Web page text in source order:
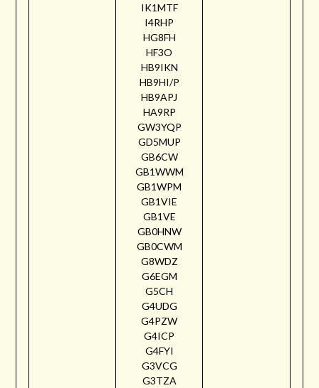
IK1MTF
I4RHP
HG8FH
HF3O
HB9IKN
HB9HI/P
HB9APJ
HA9RP
GW3YQP
GD5MUP
GB6CW
GB1WWM
GB1WPM
GB1VIE
GB1VE
GB0HNW
GB0CWM
G8WDZ
G6EGM
G5CH
G4UDG
G4PZW
G4ICP
G4FYI
G3VCG
G3TZA